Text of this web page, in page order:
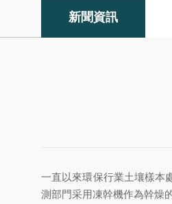
新聞資訊
一直以來環保行業土壤樣本
測部門采用凍幹機作為幹燥